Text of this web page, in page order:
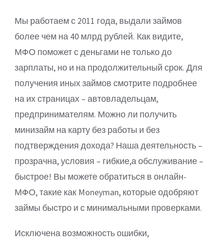
Мы работаем с 2011 года, выдали займов
более чем на 40 млрд рублей. Как видите,
МФО поможет с деньгами не только до
зарплаты, но и на продолжительный срок. Для
получения иных займов смотрите подробнее
на их страницах – автовладельцам,
предпринимателям. Можно ли получить
минизайм на карту без работы и без
подтверждения дохода? Наша деятельность –
прозрачна, условия – гибкие,а обслуживание –
быстрое! Вы можете обратиться в онлайн-
МФО, такие как Moneyman, которые одобряют
займы быстро и с минимальными проверками.
Исключена возможность ошибки,